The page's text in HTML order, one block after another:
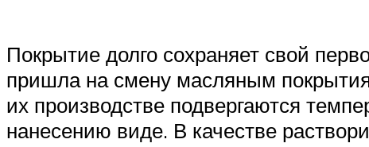
Покрытие долго сохраняет свой
пришла на смену масляным
их производстве подвергаются
нанесению виде. В качестве